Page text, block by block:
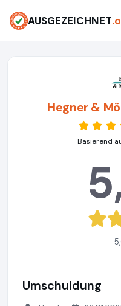
AUSGEZEICHNET
Hegner &
Basierend
Umschuldung